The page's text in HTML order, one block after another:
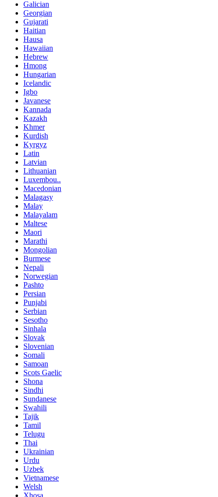
Galician
Georgian
Gujarati
Haitian
Hausa
Hawaiian
Hebrew
Hmong
Hungarian
Icelandic
Igbo
Javanese
Kannada
Kazakh
Khmer
Kurdish
Kyrgyz
Latin
Latvian
Lithuanian
Luxembou..
Macedonian
Malagasy
Malay
Malayalam
Maltese
Maori
Marathi
Mongolian
Burmese
Nepali
Norwegian
Pashto
Persian
Punjabi
Serbian
Sesotho
Sinhala
Slovak
Slovenian
Somali
Samoan
Scots Gaelic
Shona
Sindhi
Sundanese
Swahili
Tajik
Tamil
Telugu
Thai
Ukrainian
Urdu
Uzbek
Vietnamese
Welsh
Xhosa